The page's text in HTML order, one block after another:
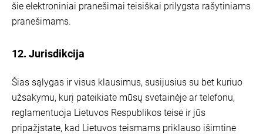
šie elektroniniai pranešimai teisiškai prilygsta rašytiniams
pranešimams.
12. Jurisdikcija
Šias sąlygas ir visus klausimus, susijusius su bet kuriuo
užsakymu, kurį pateikiate mūsų svetainėje ar telefonu,
reglamentuoja Lietuvos Respublikos teisė ir jūs
pripažįstate, kad Lietuvos teismams priklauso išimtinė